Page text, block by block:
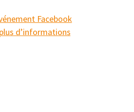
Facebook
d’informations